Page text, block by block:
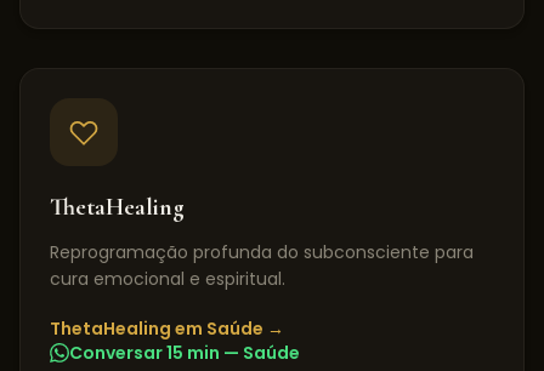
ThetaHealing
Reprogramação profunda do subconsciente para
cura emocional e espiritual.
ThetaHealing em Saúde →
Conversar 15 min — Saúde